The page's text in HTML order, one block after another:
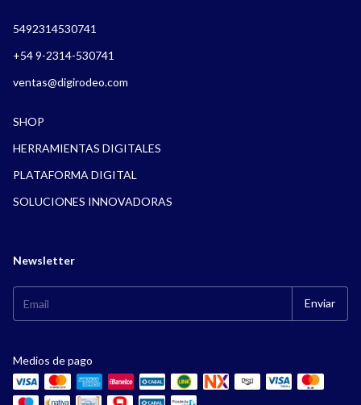
5492314530741
+54 9-2314-530741
ventas@digirodeo.com
SHOP
HERRAMIENTAS DIGITALES
PLATAFORMA DIGITAL
SOLUCIONES INNOVADORAS
Newsletter
Medios de pago